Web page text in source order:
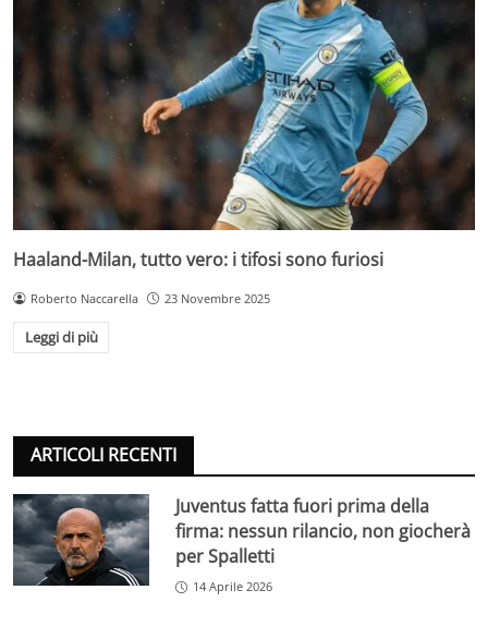
Haaland-Milan, tutto vero: i tifosi sono furiosi
Roberto Naccarella 23 Novembre 2025
Leggi di più
ARTICOLI RECENTI
Juventus fatta fuori prima della
firma: nessun rilancio, non giocherà
per Spalletti
14 Aprile 2026